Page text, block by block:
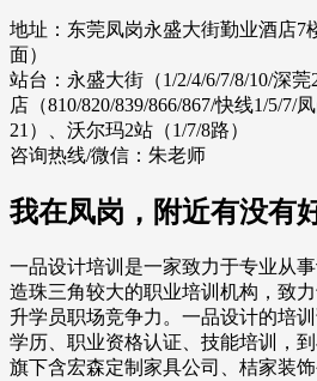
地址：东莞凤岗永盛大街勤业酒店7
面）
站台：永盛大街（1/2/4/6/7/8/10/深
店（810/820/839/866/867/快线1/5/7/
21）、沃尔玛2站（1/7/8路）
咨询热线/微信：朱老师
我在凤岗，附近有没有
一品设计培训是一家致力于专业从
造珠三角较大的职业培训机构，致
升学员职场竞争力。一品设计的培
学历、职业资格认证、技能培训，
旗下含宏森定制家具公司、桔家装